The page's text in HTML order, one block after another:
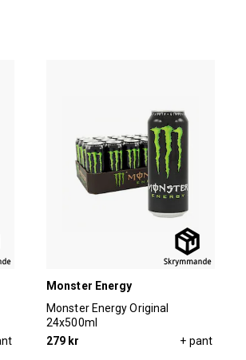
Monster Energy
Monster Energy Original
24x500ml
279 kr
+ pant